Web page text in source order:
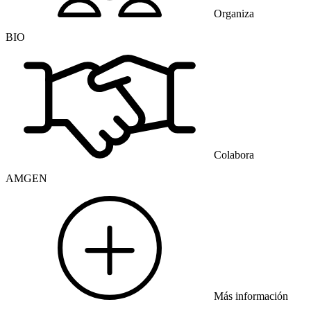
Organiza
BIO
Colabora
AMGEN
Más información